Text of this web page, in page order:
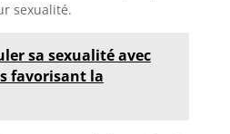
sexualité.
sa sexualité avec
favorisant la